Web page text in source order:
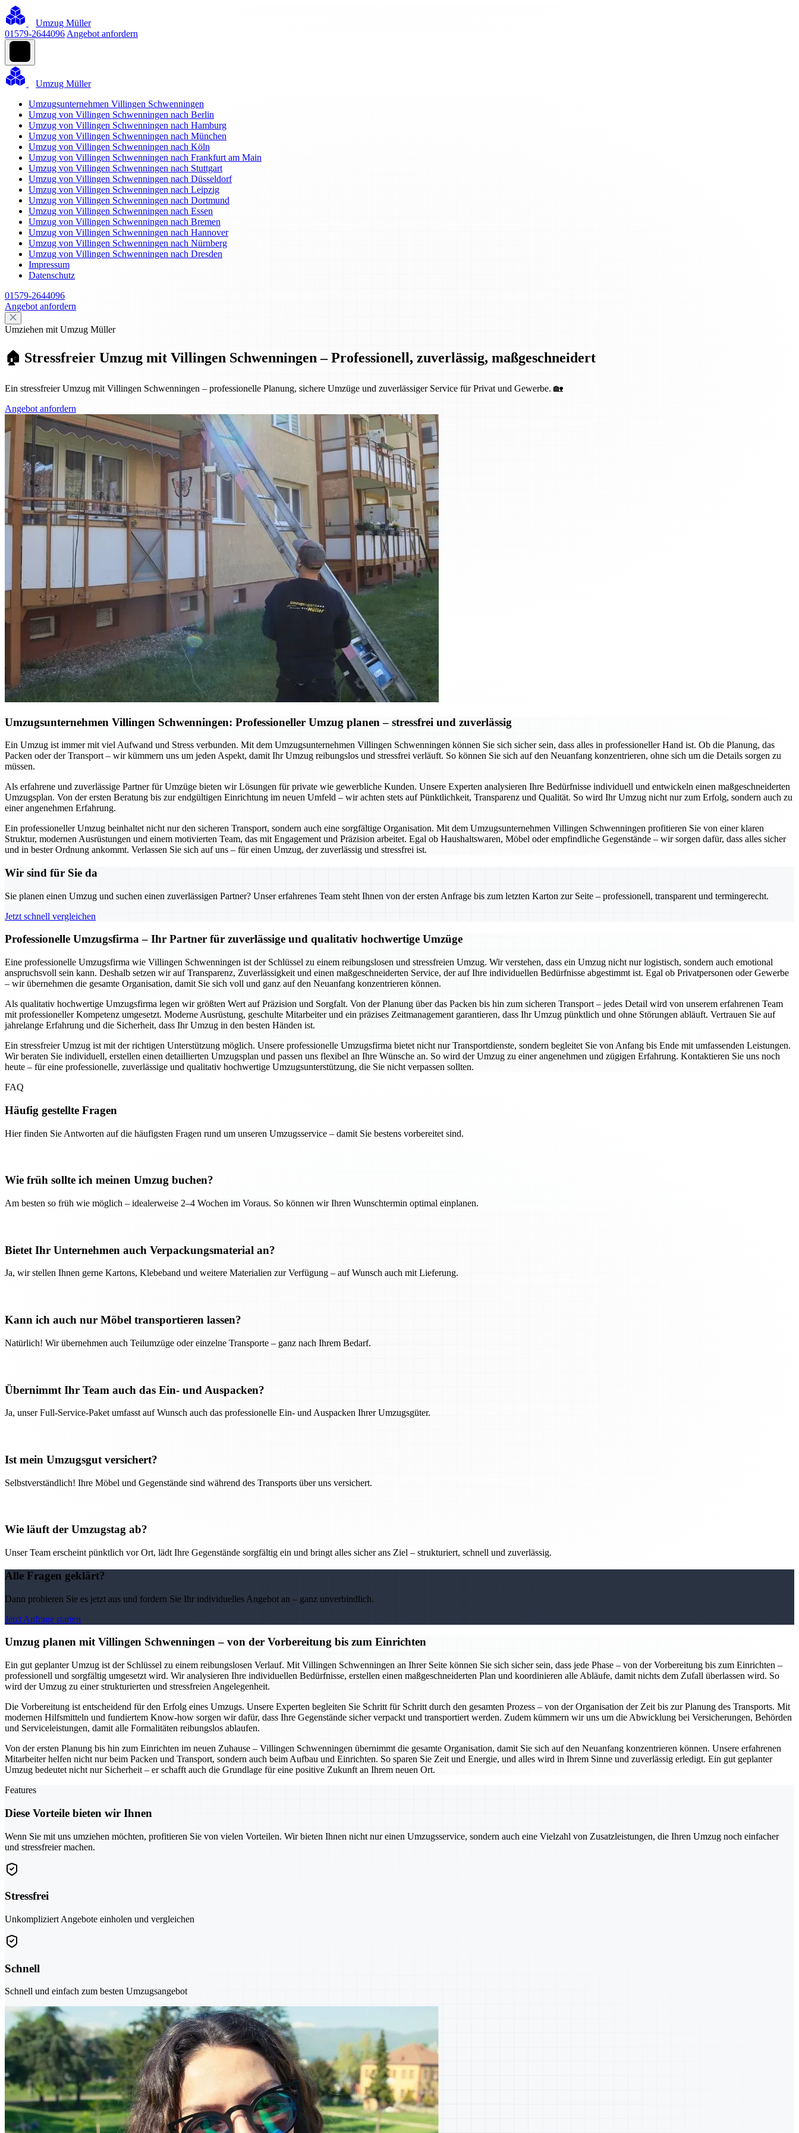
Umzug Müller
01579-2644096 Angebot anfordern
Umzug Müller
Umzugsunternehmen Villingen Schwenningen
Umzug von Villingen Schwenningen nach Berlin
Umzug von Villingen Schwenningen nach Hamburg
Umzug von Villingen Schwenningen nach München
Umzug von Villingen Schwenningen nach Köln
Umzug von Villingen Schwenningen nach Frankfurt am Main
Umzug von Villingen Schwenningen nach Stuttgart
Umzug von Villingen Schwenningen nach Düsseldorf
Umzug von Villingen Schwenningen nach Leipzig
Umzug von Villingen Schwenningen nach Dortmund
Umzug von Villingen Schwenningen nach Essen
Umzug von Villingen Schwenningen nach Bremen
Umzug von Villingen Schwenningen nach Hannover
Umzug von Villingen Schwenningen nach Nürnberg
Umzug von Villingen Schwenningen nach Dresden
Impressum
Datenschutz
01579-2644096
Angebot anfordern
Umziehen mit Umzug Müller
🏠 Stressfreier Umzug mit Villingen Schwenningen – Professionell, zuverlässig, maßgeschneidert
Ein stressfreier Umzug mit Villingen Schwenningen – professionelle Planung, sichere Umzüge und zuverlässiger Service für Privat und Gewerbe. 🏡
Angebot anfordern
Umzugsunternehmen Villingen Schwenningen: Professioneller Umzug planen – stressfrei und zuverlässig
Ein Umzug ist immer mit viel Aufwand und Stress verbunden. Mit dem Umzugsunternehmen Villingen Schwenningen können Sie sich sicher sein, dass alles in professioneller Hand ist. Ob die Planung, das
Packen oder der Transport – wir kümmern uns um jeden Aspekt, damit Ihr Umzug reibungslos und stressfrei verläuft. So können Sie sich auf den Neuanfang konzentrieren, ohne sich um die Details sorgen zu
müssen.
Als erfahrene und zuverlässige Partner für Umzüge bieten wir Lösungen für private wie gewerbliche Kunden. Unsere Experten analysieren Ihre Bedürfnisse individuell und entwickeln einen maßgeschneiderten
Umzugsplan. Von der ersten Beratung bis zur endgültigen Einrichtung im neuen Umfeld – wir achten stets auf Pünktlichkeit, Transparenz und Qualität. So wird Ihr Umzug nicht nur zum Erfolg, sondern auch zu
einer angenehmen Erfahrung.
Ein professioneller Umzug beinhaltet nicht nur den sicheren Transport, sondern auch eine sorgfältige Organisation. Mit dem Umzugsunternehmen Villingen Schwenningen profitieren Sie von einer klaren
Struktur, modernen Ausrüstungen und einem motivierten Team, das mit Engagement und Präzision arbeitet. Egal ob Haushaltswaren, Möbel oder empfindliche Gegenstände – wir sorgen dafür, dass alles sicher
und in bester Ordnung ankommt. Verlassen Sie sich auf uns – für einen Umzug, der zuverlässig und stressfrei ist.
Wir sind für Sie da
Sie planen einen Umzug und suchen einen zuverlässigen Partner? Unser erfahrenes Team steht Ihnen von der ersten Anfrage bis zum letzten Karton zur Seite – professionell, transparent und termingerecht.
Jetzt schnell vergleichen
Professionelle Umzugsfirma – Ihr Partner für zuverlässige und qualitativ hochwertige Umzüge
Eine professionelle Umzugsfirma wie Villingen Schwenningen ist der Schlüssel zu einem reibungslosen und stressfreien Umzug. Wir verstehen, dass ein Umzug nicht nur logistisch, sondern auch emotional
anspruchsvoll sein kann. Deshalb setzen wir auf Transparenz, Zuverlässigkeit und einen maßgeschneiderten Service, der auf Ihre individuellen Bedürfnisse abgestimmt ist. Egal ob Privatpersonen oder Gewerbe
– wir übernehmen die gesamte Organisation, damit Sie sich voll und ganz auf den Neuanfang konzentrieren können.
Als qualitativ hochwertige Umzugsfirma legen wir größten Wert auf Präzision und Sorgfalt. Von der Planung über das Packen bis hin zum sicheren Transport – jedes Detail wird von unserem erfahrenen Team
mit professioneller Kompetenz umgesetzt. Moderne Ausrüstung, geschulte Mitarbeiter und ein präzises Zeitmanagement garantieren, dass Ihr Umzug pünktlich und ohne Störungen abläuft. Vertrauen Sie auf
jahrelange Erfahrung und die Sicherheit, dass Ihr Umzug in den besten Händen ist.
Ein stressfreier Umzug ist mit der richtigen Unterstützung möglich. Unsere professionelle Umzugsfirma bietet nicht nur Transportdienste, sondern begleitet Sie von Anfang bis Ende mit umfassenden Leistungen.
Wir beraten Sie individuell, erstellen einen detaillierten Umzugsplan und passen uns flexibel an Ihre Wünsche an. So wird der Umzug zu einer angenehmen und zügigen Erfahrung. Kontaktieren Sie uns noch
heute – für eine professionelle, zuverlässige und qualitativ hochwertige Umzugsunterstützung, die Sie nicht verpassen sollten.
FAQ
Häufig gestellte Fragen
Hier finden Sie Antworten auf die häufigsten Fragen rund um unseren Umzugsservice – damit Sie bestens vorbereitet sind.
Wie früh sollte ich meinen Umzug buchen?
Am besten so früh wie möglich – idealerweise 2–4 Wochen im Voraus. So können wir Ihren Wunschtermin optimal einplanen.
Bietet Ihr Unternehmen auch Verpackungsmaterial an?
Ja, wir stellen Ihnen gerne Kartons, Klebeband und weitere Materialien zur Verfügung – auf Wunsch auch mit Lieferung.
Kann ich auch nur Möbel transportieren lassen?
Natürlich! Wir übernehmen auch Teilumzüge oder einzelne Transporte – ganz nach Ihrem Bedarf.
Übernimmt Ihr Team auch das Ein- und Auspacken?
Ja, unser Full-Service-Paket umfasst auf Wunsch auch das professionelle Ein- und Auspacken Ihrer Umzugsgüter.
Ist mein Umzugsgut versichert?
Selbstverständlich! Ihre Möbel und Gegenstände sind während des Transports über uns versichert.
Wie läuft der Umzugstag ab?
Unser Team erscheint pünktlich vor Ort, lädt Ihre Gegenstände sorgfältig ein und bringt alles sicher ans Ziel – strukturiert, schnell und zuverlässig.
Alle Fragen geklärt?
Dann probieren Sie es jetzt aus und fordern Sie Ihr individuelles Angebot an – ganz unverbindlich.
Jetzt Anfrage starten
Umzug planen mit Villingen Schwenningen – von der Vorbereitung bis zum Einrichten
Ein gut geplanter Umzug ist der Schlüssel zu einem reibungslosen Verlauf. Mit Villingen Schwenningen an Ihrer Seite können Sie sich sicher sein, dass jede Phase – von der Vorbereitung bis zum Einrichten –
professionell und sorgfältig umgesetzt wird. Wir analysieren Ihre individuellen Bedürfnisse, erstellen einen maßgeschneiderten Plan und koordinieren alle Abläufe, damit nichts dem Zufall überlassen wird. So
wird der Umzug zu einer strukturierten und stressfreien Angelegenheit.
Die Vorbereitung ist entscheidend für den Erfolg eines Umzugs. Unsere Experten begleiten Sie Schritt für Schritt durch den gesamten Prozess – von der Organisation der Zeit bis zur Planung des Transports. Mit
modernen Hilfsmitteln und fundiertem Know-how sorgen wir dafür, dass Ihre Gegenstände sicher verpackt und transportiert werden. Zudem kümmern wir uns um die Abwicklung bei Versicherungen, Behörden
und Serviceleistungen, damit alle Formalitäten reibungslos ablaufen.
Von der ersten Planung bis hin zum Einrichten im neuen Zuhause – Villingen Schwenningen übernimmt die gesamte Organisation, damit Sie sich auf den Neuanfang konzentrieren können. Unsere erfahrenen
Mitarbeiter helfen nicht nur beim Packen und Transport, sondern auch beim Aufbau und Einrichten. So sparen Sie Zeit und Energie, und alles wird in Ihrem Sinne und zuverlässig erledigt. Ein gut geplanter
Umzug bedeutet nicht nur Sicherheit – er schafft auch die Grundlage für eine positive Zukunft an Ihrem neuen Ort.
Features
Diese Vorteile bieten wir Ihnen
Wenn Sie mit uns umziehen möchten, profitieren Sie von vielen Vorteilen. Wir bieten Ihnen nicht nur einen Umzugsservice, sondern auch eine Vielzahl von Zusatzleistungen, die Ihren Umzug noch einfacher
und stressfreier machen.
Stressfrei
Unkompliziert Angebote einholen und vergleichen
Schnell
Schnell und einfach zum besten Umzugsangebot